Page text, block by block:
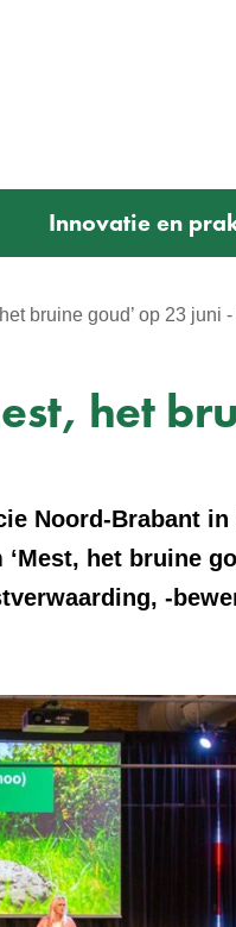
Innovatie en
bruine goud’ op 23 juni
het
Noord-Brabant
het bruine
-